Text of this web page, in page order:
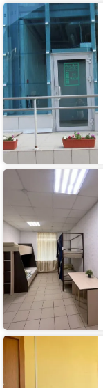
Хостел
Зам-
Зам
Хостел
Близко
Хостел
Пилигрим